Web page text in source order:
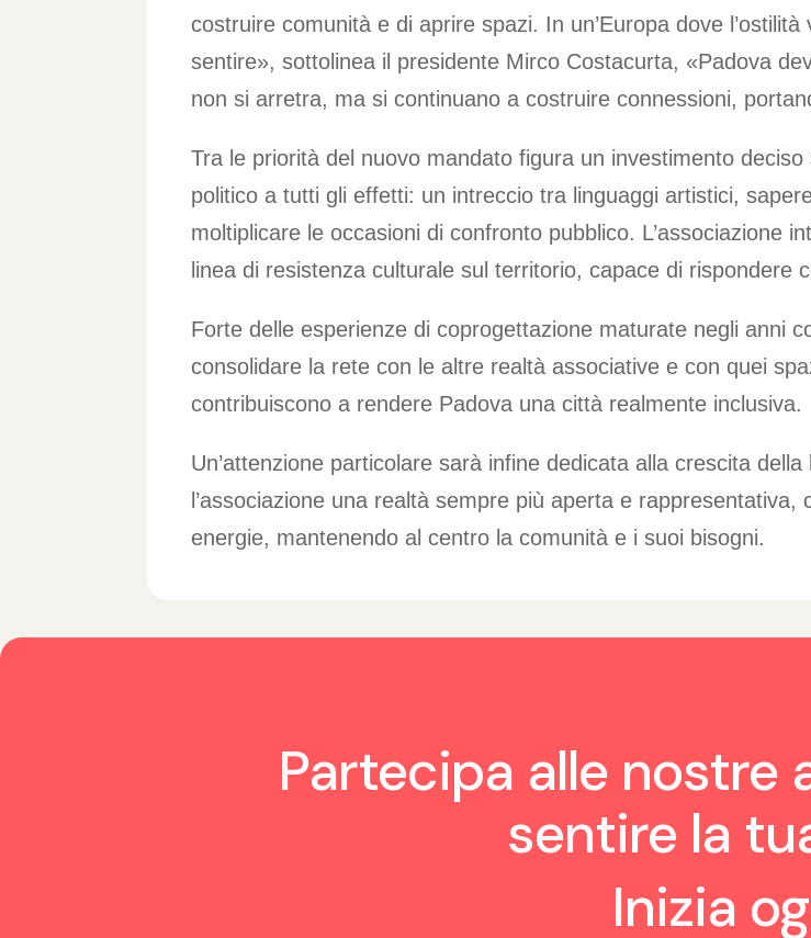
costruire comunità e di aprire spazi. In un’Europa dove
sentire», sottolinea il presidente Mirco Costacurta, «Padova
non si arretra, ma si continuano a costruire connessioni,
Tra le priorità del nuovo mandato figura un investimento
politico a tutti gli effetti: un intreccio tra linguaggi artistici,
moltiplicare le occasioni di confronto pubblico. L’associazione
linea di resistenza culturale sul territorio, capace di rispondere
Forte delle esperienze di coprogettazione maturate negli anni
consolidare la rete con le altre realtà associative e con quei
contribuiscono a rendere Padova una città realmente inclusiva.
Un’attenzione particolare sarà infine dedicata alla crescita
l’associazione una realtà sempre più aperta e
energie, mantenendo al centro la comunità e i suoi bisogni.
Partecipa alle nostre
sentire la
Inizia